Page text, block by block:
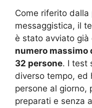
Come riferito
messaggistica, il
è stato avviato
numero
32 persone. I test
diverso tempo, ed
persone al giorno,
preparati e senza